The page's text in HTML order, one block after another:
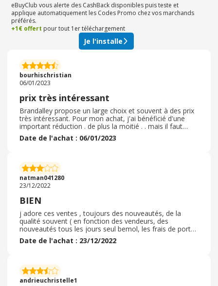
eBuyClub vous alerte des CashBack disponibles puis teste et
applique automatiquement les Codes Promo chez vos marchands
préférés.
+1€ offert pour tout 1er téléchargement
Je l'installe
bourhischristian
06/01/2023
prix très intéressant
Brandalley propose un large choix et souvent à des prix
très intéressant. Pour mon achat, j'ai bénéficié d'une
important réduction . de plus la moitié . . mais il faut
attendre beaucoup de temps pour etre livré meme si le
site nous avertit dès l'achat de la période espérée de
particulièrement ou on verra une très grande déclinaison
de son offre à prix réduit on se verra proposer un choix
très important. Bref, un site à regarder quotidiennement
Date de l'achat : 06/01/2023
natman041280
23/12/2022
BIEN
j adore ces ventes , toujours des nouveautés, de la
qualité souvent ( en fonction des vendeurs, des
nouveautés tous les jours seul bemol, les frais de port
annoncés en premier lieu changent dès que les articles
sont dans le panier en fonction du lieu d achat ou d
promotions sont tres bien le délai de livraison est celui
annoncé lors de l achat;, emballage impeccable. Articles
conformes à la description couleurs identiques
Date de l'achat : 23/12/2022
andrieuchristelle1